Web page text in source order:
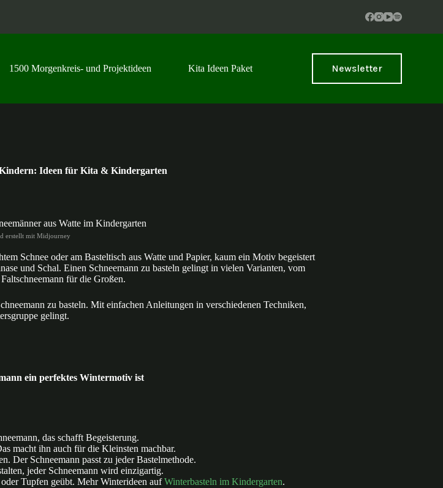
1500 Morgenkreis- und Projektideen Kita Ideen Paket Newsletter
Ideen für Kita & Kindergarten
erstellt mit Midjourney
Schnee oder am Basteltisch aus Watte und Papier, kaum ein Motiv begeistert
und Schal. Einen Schneemann zu basteln gelingt in vielen Varianten, vom
für die Großen.
zu basteln. Mit einfachen Anleitungen in verschiedenen Techniken,
gelingt.
ein perfektes Wintermotiv ist
das schafft Begeisterung.
macht ihn auch für die Kleinsten machbar.
Der Schneemann passt zu jeder Bastelmethode.
jeder Schneemann wird einzigartig.
Tupfen geübt. Mehr Winterideen aufWinterbasteln im Kindergarten.